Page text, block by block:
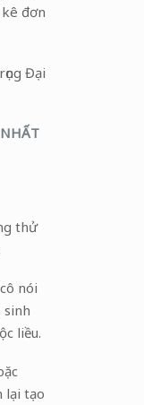
kê đơn
Đại
thử
nói
sinh
liều.
lại tạo